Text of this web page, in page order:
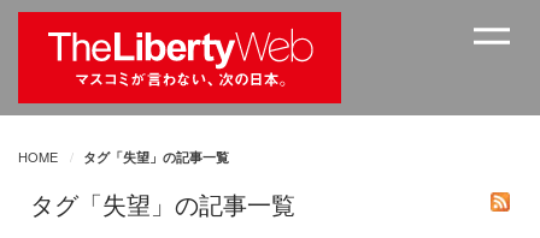
HOME タグ「失望」の記事一覧
タグ「失望」の記事一覧